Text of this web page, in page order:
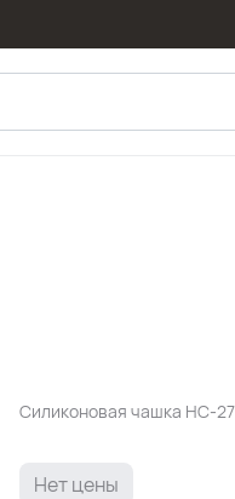
Силиконовая чашка HC-
Нет цены